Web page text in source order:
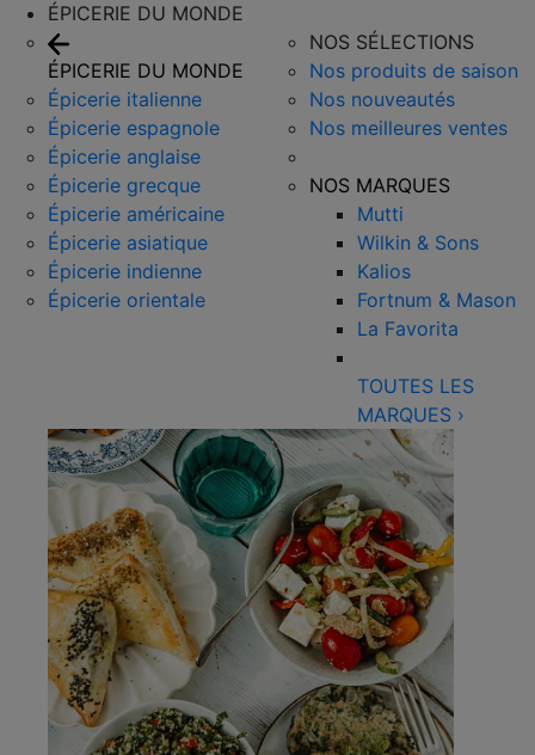
ÉPICERIE DU MONDE
ÉPICERIE DU MONDE
Épicerie italienne
Épicerie espagnole
Épicerie anglaise
Épicerie grecque
Épicerie américaine
Épicerie asiatique
Épicerie indienne
Épicerie orientale
NOS SÉLECTIONS
Nos produits de saison
Nos nouveautés
Nos meilleures ventes
NOS MARQUES
Mutti
Wilkin & Sons
Kalios
Fortnum & Mason
La Favorita
TOUTES LES
MARQUES ›